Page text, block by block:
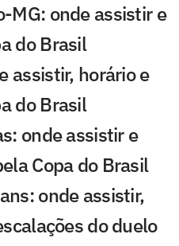
onde assistir e
do Brasil
assistir, horário e
do Brasil
onde assistir e
Copa do Brasil
onde assistir,
do duelo